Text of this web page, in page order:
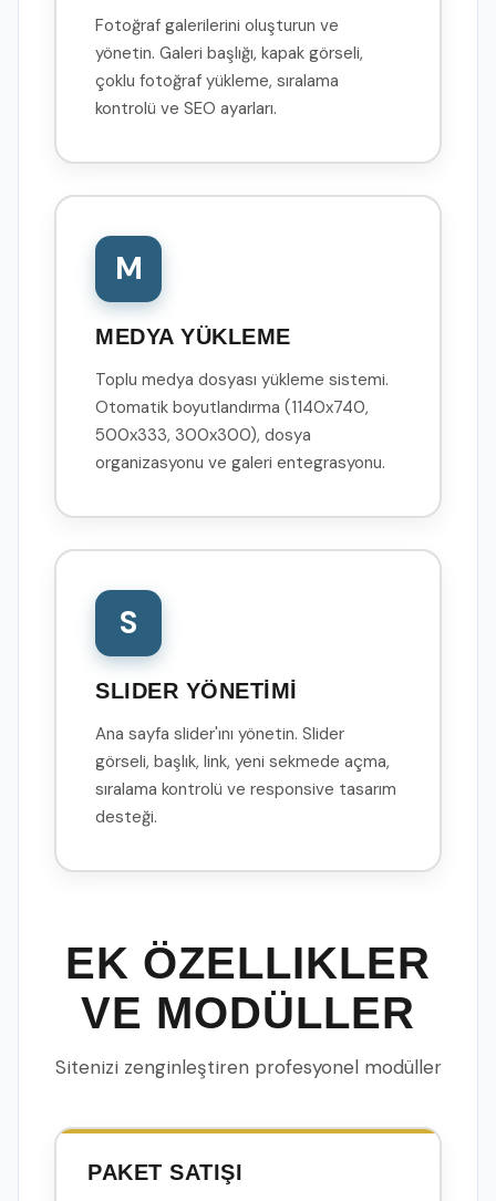
Fotoğraf galerilerini oluşturun ve
yönetin. Galeri başlığı, kapak görseli,
çoklu fotoğraf yükleme, sıralama
kontrolü ve SEO ayarları.
M
MEDYA YÜKLEME
Toplu medya dosyası yükleme sistemi.
Otomatik boyutlandırma (1140x740,
500x333, 300x300), dosya
organizasyonu ve galeri entegrasyonu.
S
SLIDER YÖNETİMİ
Ana sayfa slider'ını yönetin. Slider
görseli, başlık, link, yeni sekmede açma,
sıralama kontrolü ve responsive tasarım
desteği.
EK ÖZELLIKLER
VE MODÜLLER
Sitenizi zenginleştiren profesyonel modüller
PAKET SATIŞI